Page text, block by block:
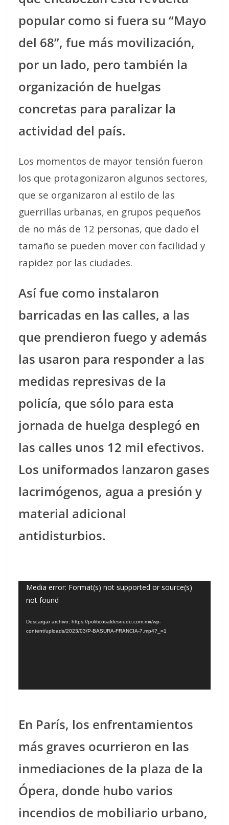
popular como si fuera su “Mayo
del 68”, fue más movilización,
por un lado, pero también la
organización de huelgas
concretas para paralizar la
actividad del país.
Los momentos de mayor tensión fueron
los que protagonizaron algunos sectores,
que se organizaron al estilo de las
guerrillas urbanas, en grupos pequeños
de no más de 12 personas, que dado el
tamaño se pueden mover con facilidad y
rapidez por las ciudades.
Así fue como instalaron
barricadas en las calles, a las
que prendieron fuego y además
las usaron para responder a las
medidas represivas de la
policía, que sólo para esta
jornada de huelga desplegó en
las calles unos 12 mil efectivos.
Los uniformados lanzaron gases
lacrimógenos, agua a presión y
material adicional
antidisturbios.
Reproductor
de
Media error: Format(s) not supported or source(s)
not found
Descargar archivo: https://politicosaldesnudo.com.mx/wp-
content/uploads/2023/03/P-BASURA-FRANCIA-7.mp4?_=1
En París, los enfrentamientos
más graves ocurrieron en las
inmediaciones de la plaza de la
Ópera, donde hubo varios
incendios de mobiliario urbano,